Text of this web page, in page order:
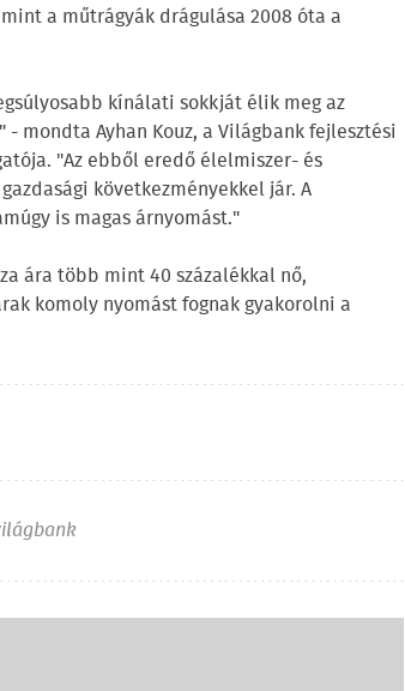
a műtrágyák drágulása 2008 óta a
kínálati sokkját élik meg az
mondta Ayhan Kouz, a Világbank fejlesztési
"Az ebből eredő élelmiszer- és
következményekkel jár. A
is magas árnyomást."
ára több mint 40 százalékkal nő,
komoly nyomást fognak gyakorolni a